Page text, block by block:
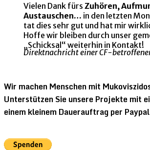
Vielen Dank fürs Zuhören,
Austauschen… in den letzten
tat dies sehr gut und hat mir
Hoffe wir bleiben durch unser
„Schicksal“ weiterhin in Kontakt!
Direktnachricht einer CF-
Wir machen Menschen mit
Unterstützen Sie unsere Projekte mit
einem kleinem Dauerauftrag per